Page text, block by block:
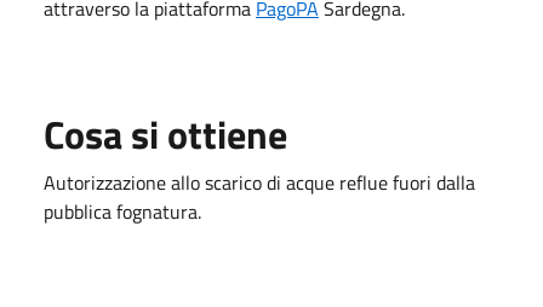
attraverso la piattaforma PagoPA Sardegna.
Cosa si ottiene
Autorizzazione allo scarico di acque reflue fuori dalla
pubblica fognatura.